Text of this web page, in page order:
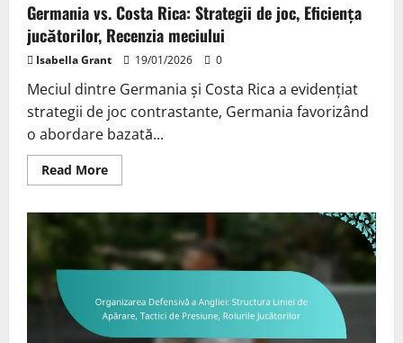
Germania vs. Costa Rica: Strategii de joc, Eficiența
jucătorilor, Recenzia meciului
Isabella Grant 19/01/2026 0
Meciul dintre Germania și Costa Rica a evidențiat
strategii de joc contrastante, Germania favorizând
o abordare bazată...
Read MoreRead
more
Rica:
Strategii
de
Eficiența
jucătorilor,
Recenzia
meciului